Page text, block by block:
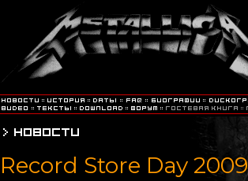
Record Store Day 2009